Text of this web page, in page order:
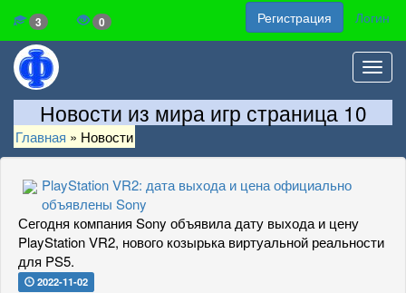
3 0 Регистрация Логин
Новости из мира игр страница 10
Главная » Новости
PlayStation VR2: дата выхода и цена официально
объявлены Sony
Сегодня компания Sony объявила дату выхода и цену
PlayStation VR2, нового козырька виртуальной реальности
для PS5.
2022-11-02